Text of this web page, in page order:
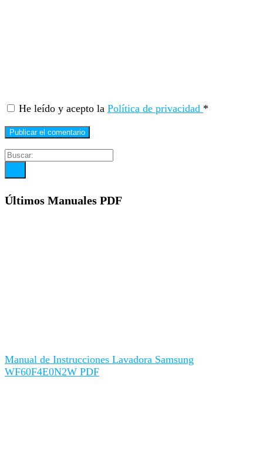
He leído y acepto la Política de privacidad *
Últimos Manuales PDF
Manual de Instrucciones Lavadora Samsung
WF60F4E0N2W PDF